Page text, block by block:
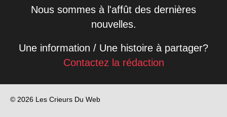
Nous sommes à l'affût des dernières
nouvelles.
Une information / Une histoire à partager?
Contactez la rédaction
© 2026 Les Crieurs Du Web